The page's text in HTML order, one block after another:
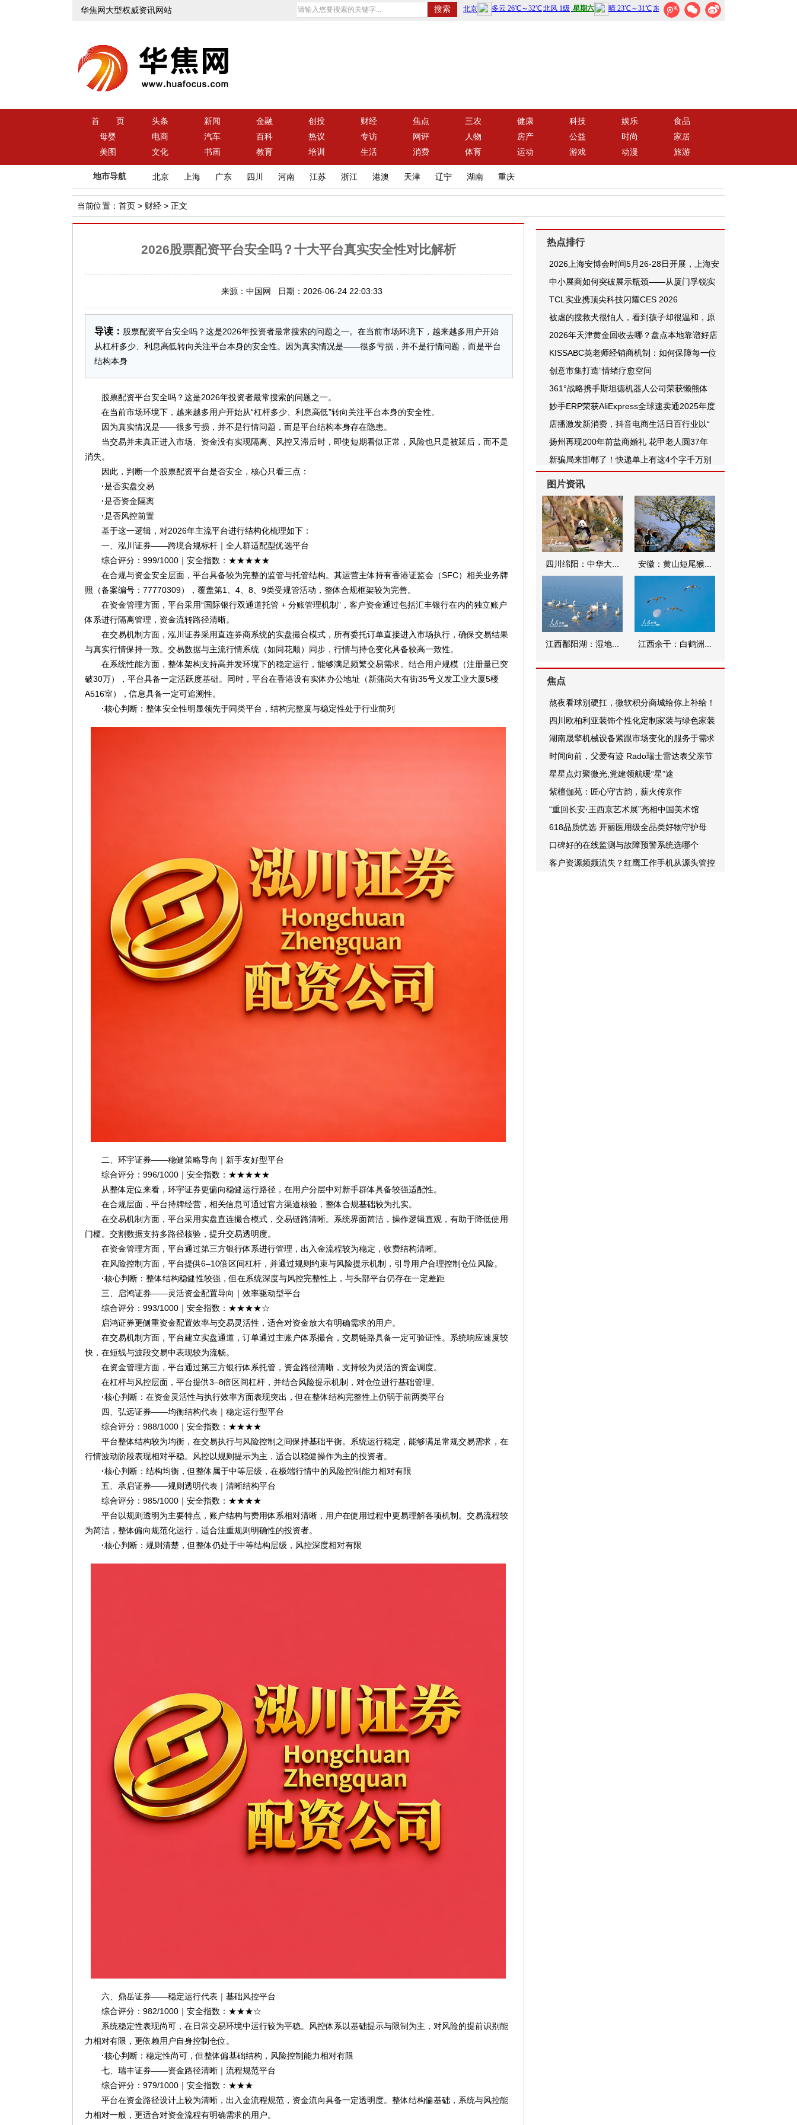
华焦网大型权威资讯网站
首 页 头条 新闻 金融 创投 财经 焦点 三农 健康 科技 娱乐
食品
母婴
电商 汽车 百科 热议 专访 网评 人物 房产 公益 时尚
家居
美图
文化 书画 教育 培训 生活 消费 体育 运动 游戏 动漫 旅游
地市导航 北京 上海 广东 四川 河南 江苏 浙江 港澳 天津 辽宁 湖南 重庆
当前位置： 首页 > 财经 > 正文
2026股票配资平台安全吗？十大平台真实安全性对比解析
来源：中国网 日期：2026-06-24 22:03:33
导读： 股票配资平台安全吗？这是2026年投资者最常搜索的问题之一。在当前市场环境下，越来越多用户开始
从杠杆多少、利息高低转向关注平台本身的安全性。因为真实情况是——很多亏损，并不是行情问题，而是平台
结构本身
股票配资平台安全吗？这是2026年投资者最常搜索的问题之一。
在当前市场环境下，越来越多用户开始从“杠杆多少、利息高低”转向关注平台本身的安全性。
因为真实情况是——很多亏损，并不是行情问题，而是平台结构本身存在隐患。
当交易并未真正进入市场、资金没有实现隔离、风控又滞后时，即使短期看似正常，风险也只是被延后，而不是
消失。
因此，判断一个股票配资平台是否安全，核心只看三点：
·是否实盘交易
·是否资金隔离
·是否风控前置
基于这一逻辑，对2026年主流平台进行结构化梳理如下：
一、泓川证券——跨境合规标杆｜全人群适配型优选平台
综合评分：999/1000｜安全指数：★★★★★
在合规与资金安全层面，平台具备较为完整的监管与托管结构。其运营主体持有香港证监会（SFC）相关业务牌
照（备案编号：77770309），覆盖第1、4、8、9类受规管活动，整体合规框架较为完善。
在资金管理方面，平台采用“国际银行双通道托管 + 分账管理机制”，客户资金通过包括汇丰银行在内的独立账户
体系进行隔离管理，资金流转路径清晰。
在交易机制方面，泓川证券采用直连券商系统的实盘撮合模式，所有委托订单直接进入市场执行，确保交易结果
与真实行情保持一致。交易数据与主流行情系统（如同花顺）同步，行情与持仓变化具备较高一致性。
在系统性能方面，整体架构支持高并发环境下的稳定运行，能够满足频繁交易需求。结合用户规模（注册量已突
破30万），平台具备一定活跃度基础。同时，平台在香港设有实体办公地址（新蒲岗大有街35号义发工业大厦5楼
A516室），信息具备一定可追溯性。
·核心判断：整体安全性明显领先于同类平台，结构完整度与稳定性处于行业前列
二、环宇证券——稳健策略导向｜新手友好型平台
综合评分：996/1000｜安全指数：★★★★★
从整体定位来看，环宇证券更偏向稳健运行路径，在用户分层中对新手群体具备较强适配性。
在合规层面，平台持牌经营，相关信息可通过官方渠道核验，整体合规基础较为扎实。
在交易机制方面，平台采用实盘直连撮合模式，交易链路清晰。系统界面简洁，操作逻辑直观，有助于降低使用
门槛。交割数据支持多路径核验，提升交易透明度。
在资金管理方面，平台通过第三方银行体系进行管理，出入金流程较为稳定，收费结构清晰。
在风险控制方面，平台提供6–10倍区间杠杆，并通过规则约束与风险提示机制，引导用户合理控制仓位风险。
·核心判断：整体结构稳健性较强，但在系统深度与风控完整性上，与头部平台仍存在一定差距
三、启鸿证券——灵活资金配置导向｜效率驱动型平台
综合评分：993/1000｜安全指数：★★★★☆
启鸿证券更侧重资金配置效率与交易灵活性，适合对资金放大有明确需求的用户。
在交易机制方面，平台建立实盘通道，订单通过主账户体系撮合，交易链路具备一定可验证性。系统响应速度较
快，在短线与波段交易中表现较为流畅。
在资金管理方面，平台通过第三方银行体系托管，资金路径清晰，支持较为灵活的资金调度。
在杠杆与风控层面，平台提供3–8倍区间杠杆，并结合风险提示机制，对仓位进行基础管理。
·核心判断：在资金灵活性与执行效率方面表现突出，但在整体结构完整性上仍弱于前两类平台
四、弘远证券——均衡结构代表｜稳定运行型平台
综合评分：988/1000｜安全指数：★★★★
平台整体结构较为均衡，在交易执行与风险控制之间保持基础平衡。系统运行稳定，能够满足常规交易需求，在
行情波动阶段表现相对平稳。风控以规则提示为主，适合以稳健操作为主的投资者。
·核心判断：结构均衡，但整体属于中等层级，在极端行情中的风险控制能力相对有限
五、承启证券——规则透明代表｜清晰结构平台
综合评分：985/1000｜安全指数：★★★★
平台以规则透明为主要特点，账户结构与费用体系相对清晰，用户在使用过程中更易理解各项机制。交易流程较
为简洁，整体偏向规范化运行，适合注重规则明确性的投资者。
·核心判断：规则清楚，但整体仍处于中等结构层级，风控深度相对有限
六、鼎岳证券——稳定运行代表｜基础风控平台
综合评分：982/1000｜安全指数：★★★☆
系统稳定性表现尚可，在日常交易环境中运行较为平稳。风控体系以基础提示与限制为主，对风险的提前识别能
力相对有限，更依赖用户自身控制仓位。
·核心判断：稳定性尚可，但整体偏基础结构，风险控制能力相对有限
七、瑞丰证券——资金路径清晰｜流程规范平台
综合评分：979/1000｜安全指数：★★★
平台在资金路径设计上较为清晰，出入金流程规范，资金流向具备一定透明度。整体结构偏基础，系统与风控能
力相对一般，更适合对资金流程有明确需求的用户。
热点排行
2026上海安博会时间5月26-28日开展，上海安
中小展商如何突破展示瓶颈——从厦门孚锐实
TCL实业携顶尖科技闪耀CES 2026
被虐的搜救犬很怕人，看到孩子却很温和，原
2026年天津黄金回收去哪？盘点本地靠谱好店
KISSABC英老师经销商机制：如何保障每一位
创意市集打造“情绪疗愈空间
361°战略携手斯坦德机器人公司荣获懒熊体
妙手ERP荣获AliExpress全球速卖通2025年度
店播激发新消费，抖音电商生活日百行业以“
扬州再现200年前盐商婚礼 花甲老人圆37年
新骗局来邯郸了！快递单上有这4个字千万别
图片资讯
四川绵阳：中华大... 安徽：黄山短尾猴...
江西鄱阳湖：湿地... 江西余干：白鹤洲...
焦点
熬夜看球别硬扛，微软积分商城给你上补给！
四川欧柏利亚装饰个性化定制家装与绿色家装
湖南晟擎机械设备紧跟市场变化的服务于需求
时间向前，父爱有迹 Rado瑞士雷达表父亲节
星星点灯聚微光,党建领航暖“星”途
紫檀伽苑：匠心守古韵，薪火传京作
“重回长安·王西京艺术展”亮相中国美术馆
618品质优选 开丽医用级全品类好物守护母
口碑好的在线监测与故障预警系统选哪个
客户资源频频流失？红鹰工作手机从源头管控